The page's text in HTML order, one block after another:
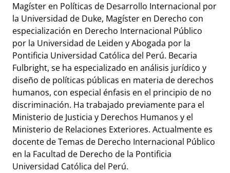
Magíster en Políticas de Desarrollo Internacional por
la Universidad de Duke, Magíster en Derecho con
especialización en Derecho Internacional Público
por la Universidad de Leiden y Abogada por la
Pontificia Universidad Católica del Perú. Becaria
Fulbright, se ha especializado en análisis jurídico y
diseño de políticas públicas en materia de derechos
humanos, con especial énfasis en el principio de no
discriminación. Ha trabajado previamente para el
Ministerio de Justicia y Derechos Humanos y el
Ministerio de Relaciones Exteriores. Actualmente es
docente de Temas de Derecho Internacional Público
en la Facultad de Derecho de la Pontificia
Universidad Católica del Perú.